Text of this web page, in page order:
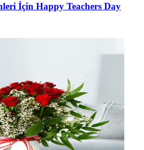
İçin Happy Teachers Day